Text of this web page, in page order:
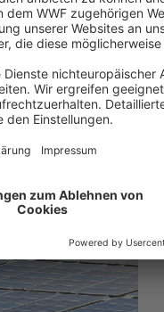
muss die
weiter schrittweise
werden.
Thema:
wieder